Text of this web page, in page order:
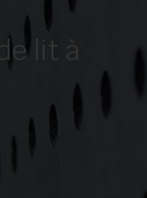
lit à